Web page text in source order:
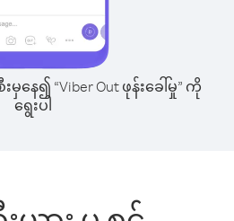
မှနေ၍ “Viber Out ဖုန်းခေါ်မှု” ကို
ရွေးပါ